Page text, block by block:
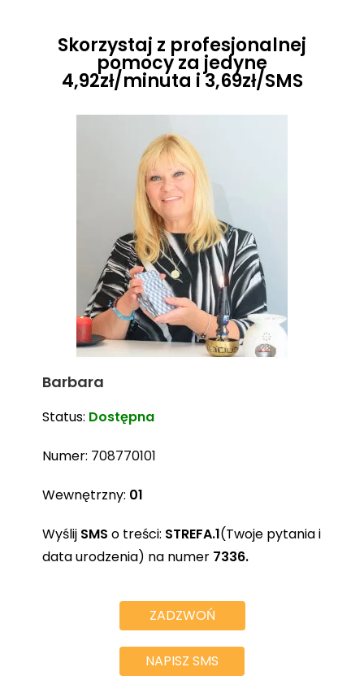
Skorzystaj z profesjonalnej
pomocy za jedyne
4,92zł/minuta i 3,69zł/SMS
Barbara
Status: Dostępna
Numer: 708770101
Wewnętrzny: 01
Wyślij SMS o treści: STREFA.1(Twoje pytania i
data urodzenia) na numer 7336.
ZADZWOŃ
NAPISZ SMS